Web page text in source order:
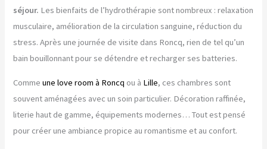
séjour. Les bienfaits de l’hydrothérapie sont nombreux : relaxation
musculaire, amélioration de la circulation sanguine, réduction du
stress. Après une journée de visite dans Roncq, rien de tel qu’un
bain bouillonnant pour se détendre et recharger ses batteries.
Comme une love room à Roncq ou à Lille, ces chambres sont
souvent aménagées avec un soin particulier. Décoration raffinée,
literie haut de gamme, équipements modernes… Tout est pensé
pour créer une ambiance propice au romantisme et au confort.